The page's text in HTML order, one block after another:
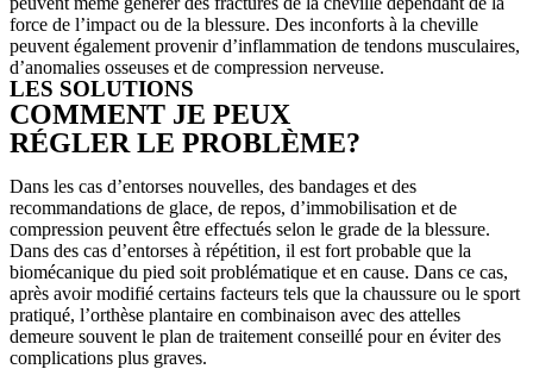
force de l’impact ou de la blessure. Des inconforts à la cheville
peuvent également provenir d’inflammation de tendons musculaires,
d’anomalies osseuses et de compression nerveuse.
LES SOLUTIONS
COMMENT JE PEUX
RÉGLER LE PROBLÈME?
Dans les cas d’entorses nouvelles, des bandages et des
recommandations de glace, de repos, d’immobilisation et de
compression peuvent être effectués selon le grade de la blessure.
Dans des cas d’entorses à répétition, il est fort probable que la
biomécanique du pied soit problématique et en cause. Dans ce cas,
après avoir modifié certains facteurs tels que la chaussure ou le sport
pratiqué, l’orthèse plantaire en combinaison avec des attelles
demeure souvent le plan de traitement conseillé pour en éviter des
complications plus graves.